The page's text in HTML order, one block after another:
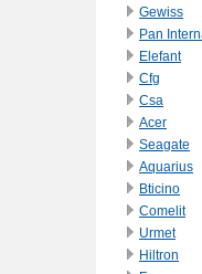
Gewiss
Pan
Elefant
Cfg
Csa
Acer
Seagate
Aquarius
Bticino
Comelit
Urmet
Hiltron